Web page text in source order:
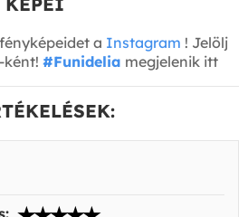
a Instagram ! Jelölj
ként! #Funidelia megjelenik itt